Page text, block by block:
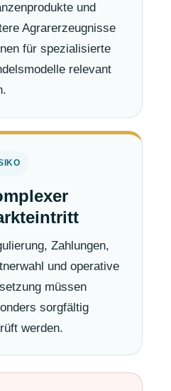
und
Agrarerzeugnisse
für spezialisierte
relevant
Zahlungen,
und operative
müssen
sorgfältig
werden.